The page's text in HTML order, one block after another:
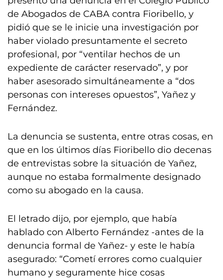
de Abogados de CABA contra Fioribello, y
pidió que se le inicie una investigación por
haber violado presuntamente el secreto
profesional, por “ventilar hechos de un
expediente de carácter reservado”, y por
haber asesorado simultáneamente a “dos
personas con intereses opuestos”, Yañez y
Fernández.
La denuncia se sustenta, entre otras cosas, en
que en los últimos días Fioribello dio decenas
de entrevistas sobre la situación de Yañez,
aunque no estaba formalmente designado
como su abogado en la causa.
El letrado dijo, por ejemplo, que había
hablado con Alberto Fernández -antes de la
denuncia formal de Yañez- y este le había
asegurado: “Cometí errores como cualquier
humano y seguramente hice cosas